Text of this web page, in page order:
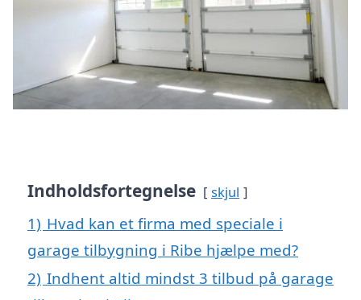
Indholdsfortegnelse skjul
1) Hvad kan et firma med speciale i
garage tilbygning i Ribe hjælpe med?
2) Indhent altid mindst 3 tilbud på garage